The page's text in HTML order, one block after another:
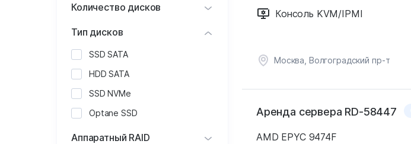
Количество дисков
Тип дисков
SSD SATA
HDD SATA
SSD NVMe
Optane SSD
Аппаратный RAID
Консоль KVM/IPMI
Москва, Волгоградский пр-т
Аренда сервера RD-58447
AMD EPYC 9474F